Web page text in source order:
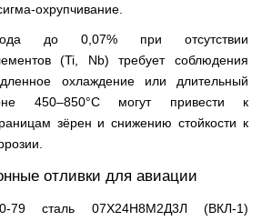
охрупчивание.
до 0,07% при отсутствии
(Ti, Nb) требует соблюдения
охлаждение или длительный
450–850°C могут привести к
зёрен и снижению стойкости к
отливки для авиации
сталь 07Х24Н8М2Д3Л (ВКЛ-1)